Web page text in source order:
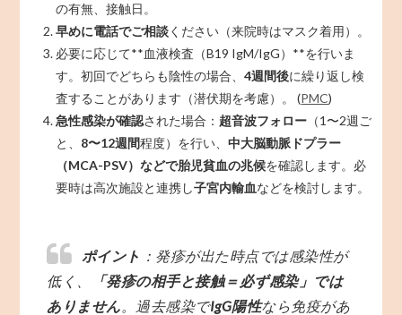
の有無、接触日。
早めに電話でご相談ください（来院時はマスク着用）。
必要に応じて**血液検査（B19 IgM/IgG）**を行いま
す。初回でどちらも陰性の場合、4週間後に繰り返し検
査することがあります（潜伏期を考慮）。 (PMC)
急性感染が確認された場合： 超音波フォロー （1〜2週ご
と、 8〜12週間程度）を行い、中大脳動脈ドプラー
（MCA-PSV）などで胎児貧血の兆候を確認します。必
要時は高次施設と連携し子宮内輸血などを検討します。
ポイント ：発疹が出た時点では感染性が
低く、
「発疹の相手と接触＝必ず感染」では
ありません。過去感染でIgG陽性なら免疫があ